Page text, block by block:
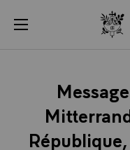
menu
Panneau de gestion des